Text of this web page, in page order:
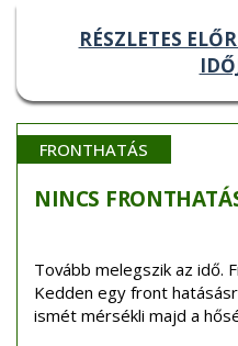
RÉSZLETES
FRONTHATÁS
NINCS
Tovább melegszik az idő.
Kedden egy front
ismét mérsékli majd a